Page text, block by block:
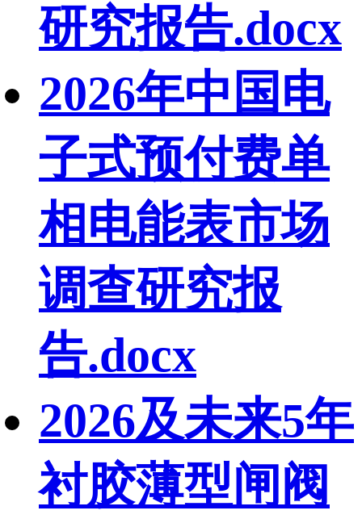
研究报告.docx
2026年中国电
子式预付费单
相电能表市场
调查研究报
告.docx
2026及未来5年
衬胶薄型闸阀